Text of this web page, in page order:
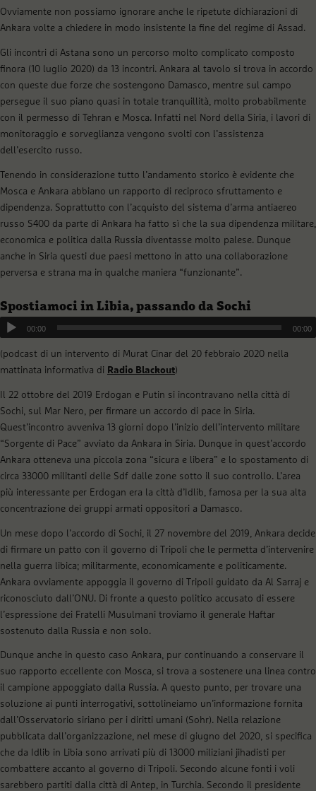
Ovviamente non possiamo ignorare anche le ripetute dichiarazioni di
Ankara volte a chiedere in modo insistente la fine del regime di Assad.
Gli incontri di Astana sono un percorso molto complicato composto
finora (10 luglio 2020) da 13 incontri. Ankara al tavolo si trova in accordo
con queste due forze che sostengono Damasco, mentre sul campo
persegue il suo piano quasi in totale tranquillità, molto probabilmente
con il permesso di Tehran e Mosca. Infatti nel Nord della Siria, i lavori di
monitoraggio e sorveglianza vengono svolti con l’assistenza
dell’esercito russo.
Tenendo in considerazione tutto l’andamento storico è evidente che
Mosca e Ankara abbiano un rapporto di reciproco sfruttamento e
dipendenza. Soprattutto con l’acquisto del sistema d’arma antiaereo
russo S400 da parte di Ankara ha fatto sì che la sua dipendenza militare,
economica e politica dalla Russia diventasse molto palese. Dunque
anche in Siria questi due paesi mettono in atto una collaborazione
perversa e strana ma in qualche maniera “funzionante”.
Spostiamoci in Libia, passando da Sochi
00:00 00:00
(podcast di un intervento di Murat Cinar del 20 febbraio 2020 nella
mattinata informativa di Radio Blackout)
Il 22 ottobre del 2019 Erdogan e Putin si incontravano nella città di
Sochi, sul Mar Nero, per firmare un accordo di pace in Siria.
Quest’incontro avveniva 13 giorni dopo l’inizio dell’intervento militare
“Sorgente di Pace” avviato da Ankara in Siria. Dunque in quest’accordo
Ankara otteneva una piccola zona “sicura e libera” e lo spostamento di
circa 33000 militanti delle Sdf dalle zone sotto il suo controllo. L’area
più interessante per Erdogan era la città d’Idlib, famosa per la sua alta
concentrazione dei gruppi armati oppositori a Damasco.
Un mese dopo l’accordo di Sochi, il 27 novembre del 2019, Ankara decide
di firmare un patto con il governo di Tripoli che le permetta d’intervenire
nella guerra libica; militarmente, economicamente e politicamente.
Ankara ovviamente appoggia il governo di Tripoli guidato da Al Sarraj e
riconosciuto dall’ONU. Di fronte a questo politico accusato di essere
l’espressione dei Fratelli Musulmani troviamo il generale Haftar
sostenuto dalla Russia e non solo.
Dunque anche in questo caso Ankara, pur continuando a conservare il
suo rapporto eccellente con Mosca, si trova a sostenere una linea contro
il campione appoggiato dalla Russia. A questo punto, per trovare una
soluzione ai punti interrogativi, sottolineiamo un’informazione fornita
dall’Osservatorio siriano per i diritti umani (Sohr). Nella relazione
pubblicata dall’organizzazione, nel mese di giugno del 2020, si specifica
che da Idlib in Libia sono arrivati più di 13000 miliziani jihadisti per
combattere accanto al governo di Tripoli. Secondo alcune fonti i voli
sarebbero partiti dalla città di Antep, in Turchia. Secondo il presidente